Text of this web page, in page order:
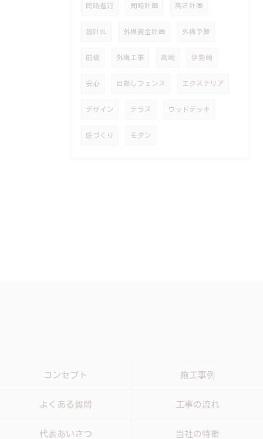
同時進行 同時計画 高さ計画
設計GL 外構資金計画 外構予算
前橋 外構工事 高崎 伊勢崎
安心 目隠しフェンス エクステリア
デザイン テラス ウッドデッキ
庭づくり モダン
コンセプト 施工事例
よくある質問 工事の流れ
代表あいさつ 当社の特徴